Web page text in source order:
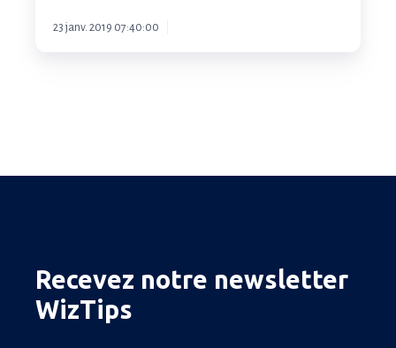
client
23 janv. 2019 07:40:00
Recevez notre newsletter
WizTips